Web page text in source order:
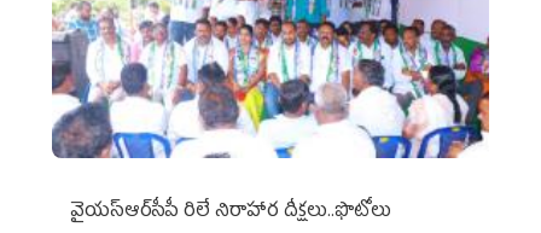
వైయ‌స్ఆర్‌సీపీ రిలే నిరాహార దీక్షలు..ఫొటోలు